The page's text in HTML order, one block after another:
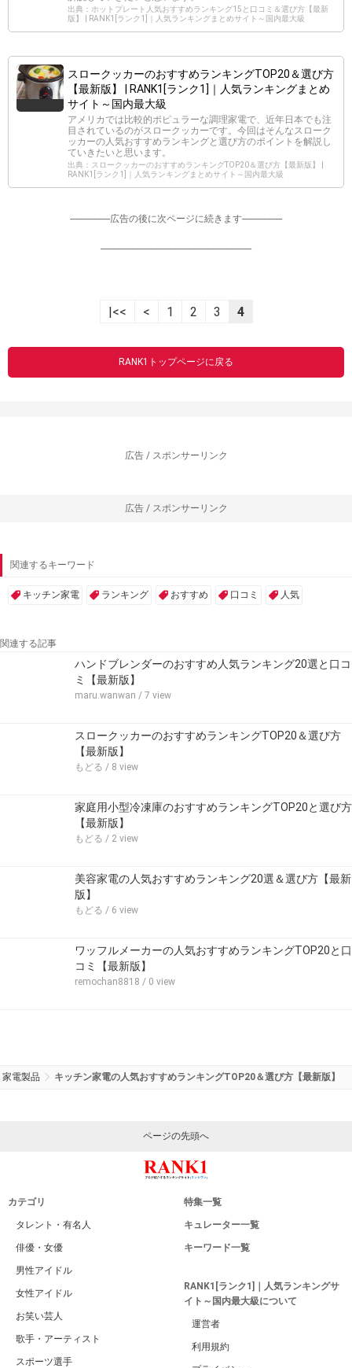
出典：ホットプレート人気おすすめランキング15と口コミ＆選び方【最新
版】 | RANK1[ランク1]｜人気ランキングまとめサイト～国内最大級
スロークッカーのおすすめランキングTOP20＆選び方
【最新版】 | RANK1[ランク1]｜人気ランキングまとめ
サイト～国内最大級
アメリカでは比較的ポピュラーな調理家電で、近年日本でも注
目されているのがスロークッカーです。今回はそんなスローク
ッカーの人気おすすめランキングと選び方のポイントを解説し
ていきたいと思います。
出典：スロークッカーのおすすめランキングTOP20＆選び方【最新版】 |
RANK1[ランク1]｜人気ランキングまとめサイト～国内最大級
-----------------広告の後に次ページに続きます-----------------
----------------------------------------------------------------
|<< < 1 2 3 4
RANK1トップページに戻る
広告 / スポンサーリンク
広告 / スポンサーリンク
関連するキーワード
キッチン家電 ランキング おすすめ 口コミ 人気
関連する記事
ハンドブレンダーのおすすめ人気ランキング20選と口コ
ミ【最新版】
maru.wanwan / 7 view
スロークッカーのおすすめランキングTOP20＆選び方
【最新版】
もどる / 8 view
家庭用小型冷凍庫のおすすめランキングTOP20と選び方
【最新版】
もどる / 2 view
美容家電の人気おすすめランキング20選＆選び方【最新
版】
もどる / 6 view
ワッフルメーカーの人気おすすめランキングTOP20と口
コミ【最新版】
remochan8818 / 0 view
家電製品 キッチン家電の人気おすすめランキングTOP20＆選び方【最新版】
ページの先頭へ
カテゴリ
タレント・有名人
俳優・女優
男性アイドル
女性アイドル
お笑い芸人
歌手・アーティスト
スポーツ選手
特集一覧
キュレーター一覧
キーワード一覧
RANK1[ランク1]｜人気ランキングサ
イト～国内最大級について
運営者
利用規約